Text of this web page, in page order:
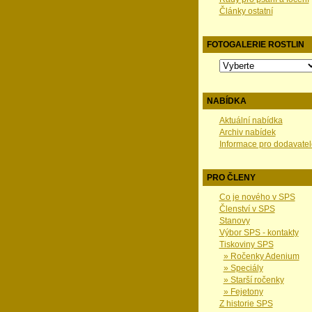
Články ostatní
FOTOGALERIE ROSTLIN
NABÍDKA
Aktuální nabídka
Archiv nabídek
Informace pro
PRO ČLENY
Co je nového v SPS
Členství v SPS
Stanovy
Výbor SPS - kontakty
Tiskoviny SPS
» Ročenky Adenium
» Speciály
» Starší ročenky
» Fejetony
Z historie SPS